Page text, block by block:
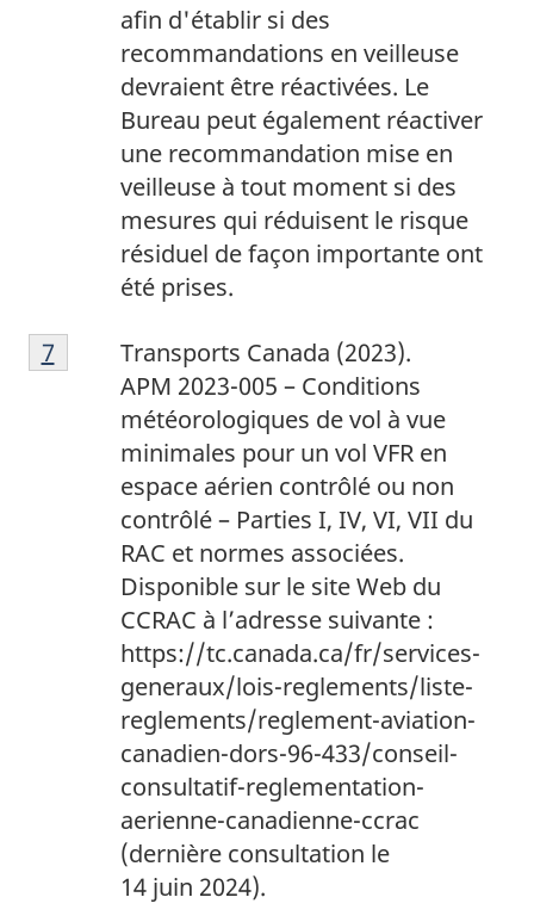
afin d'établir si des
recommandations en veilleuse
devraient être réactivées. Le
Bureau peut également réactiver
une recommandation mise en
veilleuse à tout moment si des
mesures qui réduisent le risque
résiduel de façon importante ont
été prises.
7
Transports Canada (2023).
APM 2023-005 – Conditions
météorologiques de vol à vue
minimales pour un vol VFR en
espace aérien contrôlé ou non
contrôlé – Parties I, IV, VI, VII du
RAC et normes associées.
Disponible sur le site Web du
CCRAC à l’adresse suivante :
https://tc.canada.ca/fr/services-
generaux/lois-reglements/liste-
reglements/reglement-aviation-
canadien-dors-96-433/conseil-
consultatif-reglementation-
aerienne-canadienne-ccrac
(dernière consultation le
14 juin 2024).
Return to footnote
7 referrer